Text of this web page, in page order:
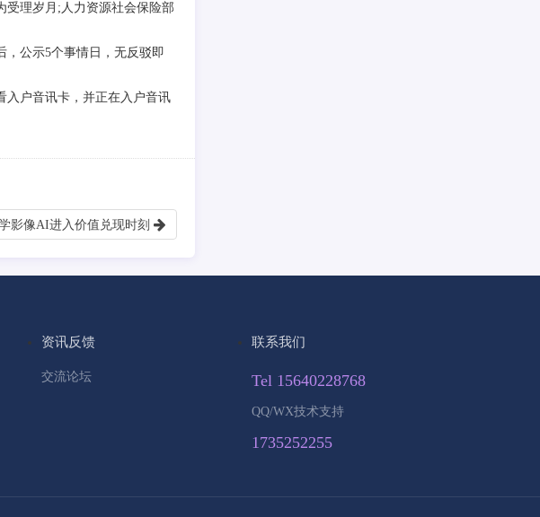
受理岁月;人力资源社会保险部
，公示5个事情日，无反驳即
入户音讯卡，并正在入户音讯
影像AI进入价值兑现时刻
资讯反馈
交流论坛
联系我们
Tel 15640228768
QQ/WX技术支持
1735252255